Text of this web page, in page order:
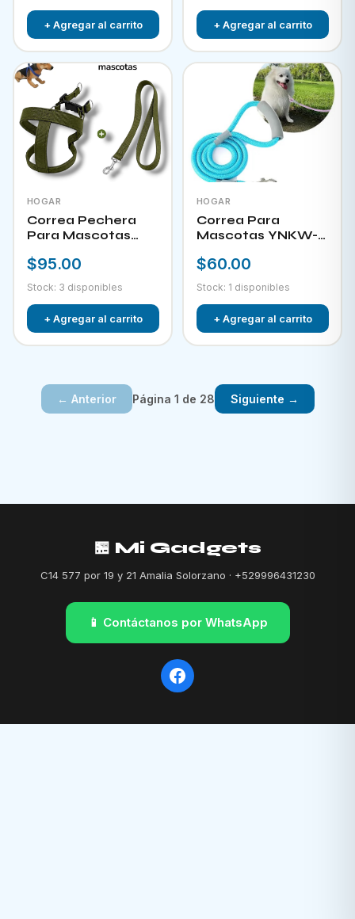
+ Agregar al carrito + Agregar al carrito
HOGAR
Correa Pechera
Para Mascotas
$95.00
Stock: 3 disponibles
+ Agregar al carrito
HOGAR
Correa Para
Mascotas YNKW-
$60.00
Stock: 1 disponibles
+ Agregar al carrito
← Anterior Página 1 de 28 Siguiente →
🏪 Mi Gadgets
C14 577 por 19 y 21 Amalia Solorzano · +529996431230
📱 Contáctanos por WhatsApp